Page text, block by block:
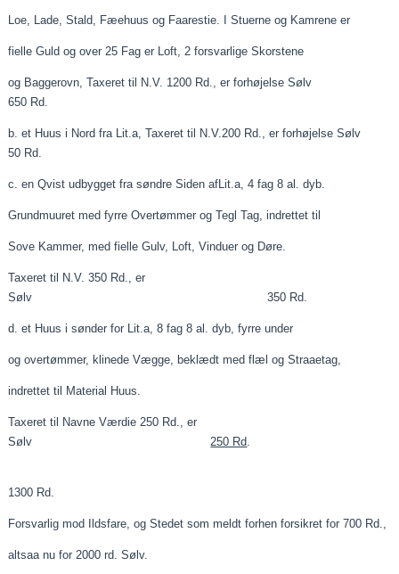
Loe , Lade, Stald, Fæehuus og Faarestie . I Stuerne og Kamrene er
fielle Guld og over 25 Fag er Loft, 2 forsvarlige Skorstene
og Baggerovn ,Taxeret til N.V. 1200 Rd., er forhøjelse Sølv
650 Rd.
b. et Huus i Nord fra Lit.a ,Taxeret til N.V.200 Rd., er forhøjelse Sølv
50 Rd.
c. en Qvist udbygget fra søndre SidenafLit.a , 4 fag 8 al. dyb.
Grundmuuret med fyrre Overtømmer og Tegl Tag, indrettet til
Sove Kammer, medfielle Gulv, Loft, Vinduer og Døre.
Taxeret til N.V. 350 Rd., er
Sølv 350 Rd.
d. et Huus i sønder for Lit.a , 8 fag 8 al. dyb, fyrre under
og overtømmer, klinede Vægge, beklædt medflæl ogStraaetag
indrettet til Material Huus.
Taxeret til NavneVærdie 250 Rd., er
Sølv 250 Rd
1300 Rd.
Forsvarlig mod Ildsfare, og Stedet som meldt forhen forsikret for 700 Rd.,
altsaa nu for 2000 rd. Sølv.